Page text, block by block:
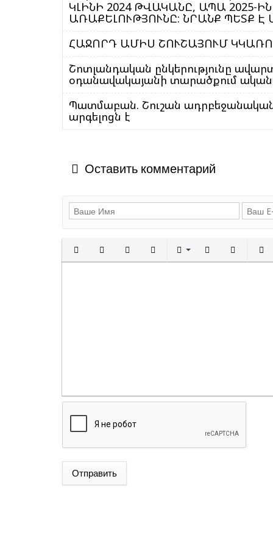
ԿԼԻՆԻ 2024 ԹՎԱԿԱՆԸ, ԱՊԱ
ԱՌԱՔԵԼՈՒԹՅՈՒՆԸ: ՆՐԱՆՔ ՊԵՏՔ
ՀԱՋՈՐԴ ԱՄԻՍ ՇՈՒՇԱՅՈՒՄ
Շոտլանդական ընկերությունը
օդանավակայանի տարածքում
Պատմաբան. Շուշան
արգելոցն է
Оставить комментарий
Полужирный
КурсивПодчеркнутый
Зачеркнутый
Отправить